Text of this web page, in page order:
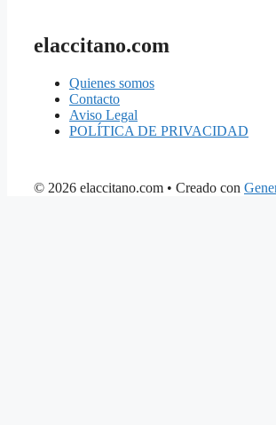
elaccitano.com
Quienes somos
Contacto
Aviso Legal
POLÍTICA DE PRIVACIDAD
© 2026 elaccitano.com • Creado con